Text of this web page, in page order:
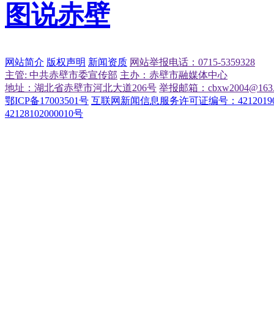
图说赤壁
网站简介 版权声明 新闻资质 网站举报电话：0715-5359328
主管: 中共赤壁市委宣传部 主办：赤壁市融媒体中心
地址：湖北省赤壁市河北大道206号 举报邮箱：
鄂ICP备17003501号 互联网新闻信息服务许可证编号：
42128102000010号